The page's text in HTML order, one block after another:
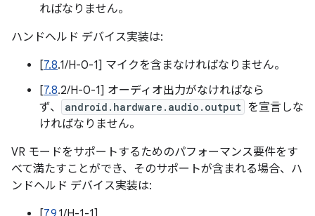
ればなりません。
ハンドヘルド デバイス実装は:
[7.8.1/H-0-1] マイクを含まなければなりません。
[7.8.2/H-0-1] オーディオ出力がなければなら
ず、
android.hardware.audio.output を宣言しな
ければなりません。
VR モードをサポートするためのパフォーマンス要件をす
べて満たすことができ、そのサポートが含まれる場合、ハ
ンドヘルド デバイス実装は: